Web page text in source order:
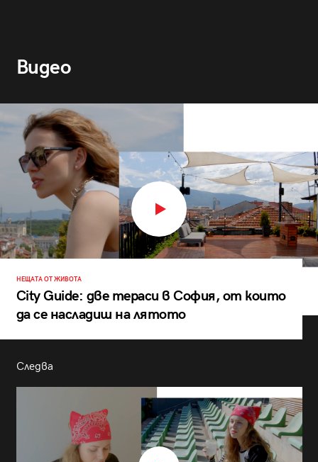
Видео
НЕЩАТА ОТ ЖИВОТА
City Guide: две тераси в София, от които
да се насладиш на лятото
Следва